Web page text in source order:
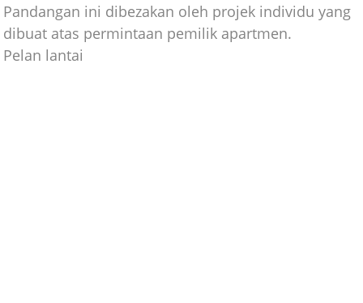
Pandangan ini dibezakan oleh projek individu yang
dibuat atas permintaan pemilik apartmen.
Pelan lantai